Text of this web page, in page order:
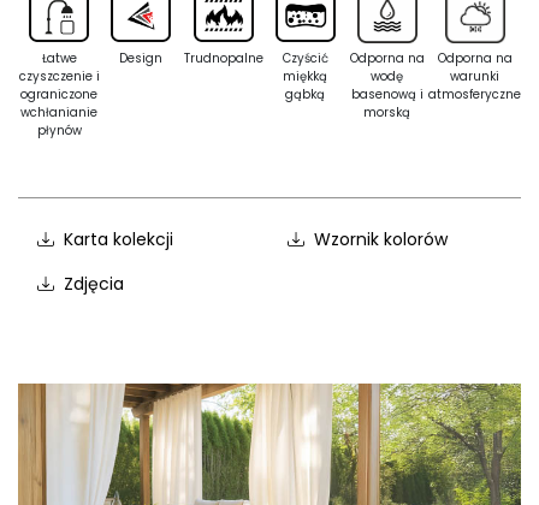
Łatwe
czyszczenie i
ograniczone
wchłanianie
płynów
Design Trudnopalne
Czyścić
miękką
gąbką
Odporna na
wodę
basenową i
morską
Odporna na
warunki
atmosferyczne
Karta kolekcji
Wzornik kolorów
Zdjęcia